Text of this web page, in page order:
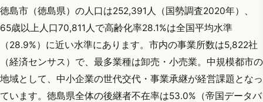
徳島市（徳島県）の人口は252,391人（国勢調査2020年）、
65歳以上人口70,811人で高齢化率28.1%は全国平均水準
（28.9%）に近い水準にあります。市内の事業所数は5,822社
（経済センサス）で、最多業種は卸売・小売業。中規模都市の
地域として、中小企業の世代交代・事業承継が経営課題となっ
ています。徳島県全体の後継者不在率は53.0%（帝国データバ